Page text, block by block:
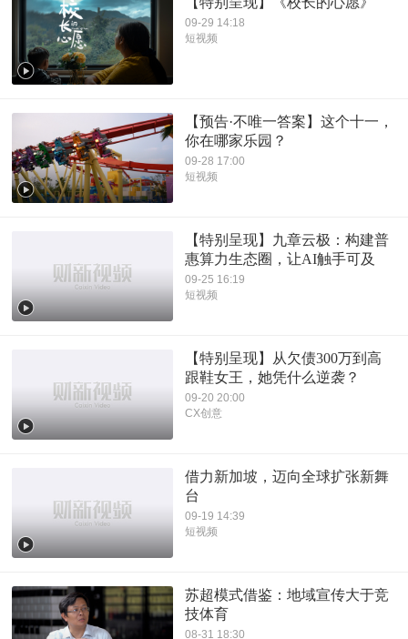
09-29 14:18
短视频
【预告·不唯一答案】这个十一，
你在哪家乐园？
09-28 17:00
短视频
【特别呈现】九章云极：构建普
惠算力生态圈，让AI触手可及
09-25 16:19
短视频
【特别呈现】从欠债300万到高
跟鞋女王，她凭什么逆袭？
09-20 20:00
CX创意
借力新加坡，迈向全球扩张新舞
台
09-19 14:39
短视频
苏超模式借鉴：地域宣传大于竞
技体育
08-31 18:30